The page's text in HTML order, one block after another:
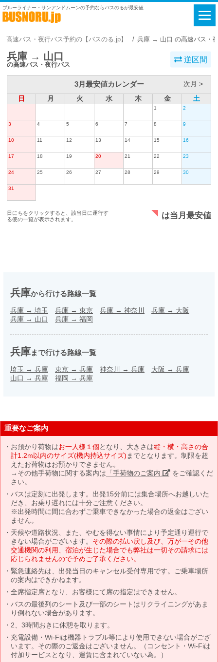
ブルーライナー・サンアンドムーンの予約ならバスのるが最安値
高速バス・夜行バス予約の【バスのる.jp】 兵庫 → 山口 の高速バス・
兵庫 → 山口
の高速バス・夜行バス
逆区間
3月最安値カレンダー
次月 >
日
月 火 水 木 金 土
1 2
3 4 5 6 7 8 9
10 11 12 13 14 15 16
17 18 19 20 21 22 23
24 25 26 27 28 29 30
31
日にちをクリックすると、該当日に運行す
る便の一覧が表示されます。
は当月最安値
兵庫から行ける路線一覧
兵庫 → 埼玉 兵庫 → 東京 兵庫 → 神奈川 兵庫 → 大阪
兵庫 → 山口 兵庫 → 福岡
兵庫まで行ける路線一覧
埼玉 → 兵庫 東京 → 兵庫 神奈川 → 兵庫 大阪 → 兵庫
山口 → 兵庫 福岡 → 兵庫
重要なご案内
お預かり荷物はお一人様１個となり、大きさは縦・横・高さの合
計1.2m以内のサイズ(機内持込サイズ) までとなります。制限を超
えたお荷物はお預かりできません。
→その他手荷物に関する案内は 「手荷物のご案内」 をご確認くだ
さい。
バスは定刻に出発します。出発15分前には集合場所へお越しいた
だき、お乗り遅れには十分ご注意ください。
※出発時間に間に合わずご乗車できなかった場合の返金はござい
ません。
天候や道路状況、また、やむを得ない事情により予定通り運行で
きない場合がございます。 その際の払い戻し及び、万が一その他
交通機関の利用、宿泊が生じた場合でも弊社は一切その請求には
応じられませんので予めご了承ください。
緊急連絡先は、出発当日のキャンセル受付専用です。ご乗車場所
の案内はできかねます。
全席指定席となり、お客様にて席の指定はできません。
バスの最後列のシート及び一部のシートはリクライニングがあま
り倒れない場合があります。
2、3時間おきに休憩を取ります。
充電設備・Wi-Fiは機器トラブル等により使用できない場合がござ
います。その際のご返金はございません。（コンセント・Wi-Fiは
付加サービスとなり、運賃に含まれていない為。）